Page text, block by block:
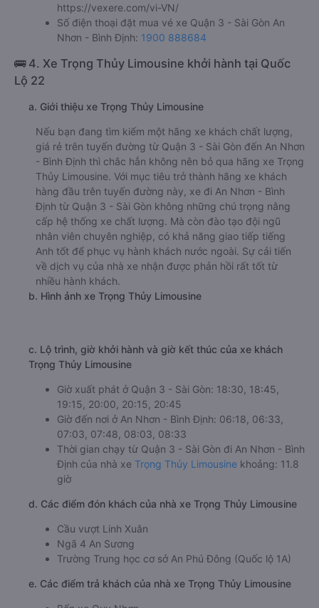
https://vexere.com/vi-VN/
Số điện thoại đặt mua vé xe Quận 3 - Sài Gòn An
Nhơn - Bình Định: 1900 888684
🚌 4. Xe Trọng Thủy Limousine khởi hành tại Quốc
Lộ 22
a. Giới thiệu xe Trọng Thủy Limousine
Nếu bạn đang tìm kiếm một hãng xe khách chất lượng,
giá rẻ trên tuyến đường từ Quận 3 - Sài Gòn đến An Nhơn
- Bình Định thì chắc hẳn không nên bỏ qua hãng xe Trọng
Thủy Limousine. Với mục tiêu trở thành hãng xe khách
hàng đầu trên tuyến đường này, xe đi An Nhơn - Bình
Định từ Quận 3 - Sài Gòn không những chú trọng nâng
cấp hệ thống xe chất lượng. Mà còn đào tạo đội ngũ
nhân viên chuyên nghiệp, có khả năng giao tiếp tiếng
Anh tốt để phục vụ hành khách nước ngoài. Sự cải tiến
về dịch vụ của nhà xe nhận được phản hồi rất tốt từ
nhiều hành khách.
b. Hình ảnh xe Trọng Thủy Limousine
c. Lộ trình, giờ khởi hành và giờ kết thúc của xe khách
Trọng Thủy Limousine
Giờ xuất phát ở Quận 3 - Sài Gòn: 18:30, 18:45,
19:15, 20:00, 20:15, 20:45
Giờ đến nơi ở An Nhơn - Bình Định: 06:18, 06:33,
07:03, 07:48, 08:03, 08:33
Thời gian chạy từ Quận 3 - Sài Gòn đi An Nhơn - Bình
Định của nhà xe Trọng Thủy Limousine khoảng: 11.8
giờ
d. Các điểm đón khách của nhà xe Trọng Thủy Limousine
Cầu vượt Linh Xuân
Ngã 4 An Sương
Trường Trung học cơ sở An Phú Đông (Quốc lộ 1A)
e. Các điểm trả khách của nhà xe Trọng Thủy Limousine